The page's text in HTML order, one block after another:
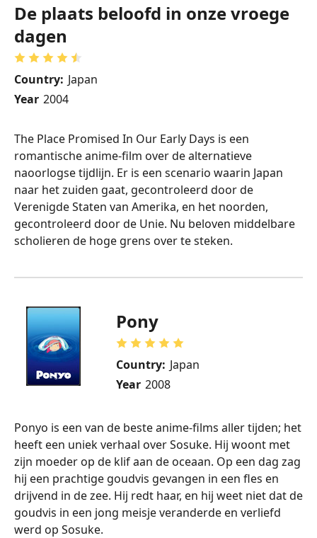
De plaats beloofd in onze vroege
dagen
Country: Japan
Year 2004
The Place Promised In Our Early Days is een
romantische anime-film over de alternatieve
naoorlogse tijdlijn. Er is een scenario waarin Japan
naar het zuiden gaat, gecontroleerd door de
Verenigde Staten van Amerika, en het noorden,
gecontroleerd door de Unie. Nu beloven middelbare
scholieren de hoge grens over te steken.
Pony
Country: Japan
Year 2008
Ponyo is een van de beste anime-films aller tijden; het
heeft een uniek verhaal over Sosuke. Hij woont met
zijn moeder op de klif aan de oceaan. Op een dag zag
hij een prachtige goudvis gevangen in een fles en
drijvend in de zee. Hij redt haar, en hij weet niet dat de
goudvis in een jong meisje veranderde en verliefd
werd op Sosuke.